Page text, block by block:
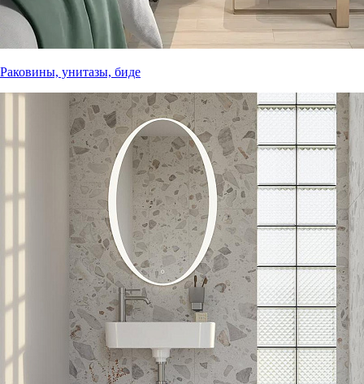
Раковины, унитазы, биде